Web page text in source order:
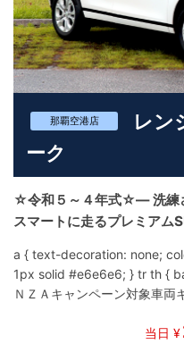
那覇空港店
レン
ーク
☆令和５～４年式☆― 洗練
スマートに走るプレミア
a { text-decoration: none; color: #464feb; } tr th, tr td { border:
1px solid #e6e6e6; } tr th { background-color: #f5f5f5; } ＡＬＥ
ＮＺＡキャンペーン対象車両キャ
地を兼ね備えた、現代的な
当日 ¥